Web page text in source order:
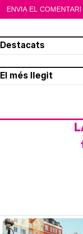
Destacats
El més llegit